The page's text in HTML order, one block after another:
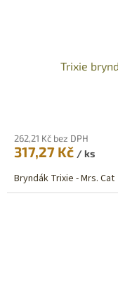
Trixie
262,21 Kč bez DPH
317,27 Kč / ks
Bryndák Trixie - Mrs. Cat